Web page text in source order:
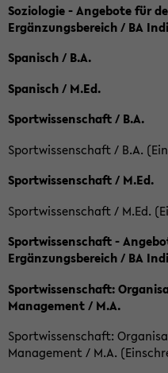
Soziologie - Angebote für
Ergänzungsbereich / BA
Spanisch / B.A.
Spanisch / M.Ed.
Sportwissenschaft / B.A.
Sportwissenschaft / B.A.
Sportwissenschaft / M.Ed.
Sportwissenschaft / M.Ed.
Sportwissenschaft -
Ergänzungsbereich / BA
Sportwissenschaft:
Management / M.A.
Sportwissenschaft:
Management / M.A.